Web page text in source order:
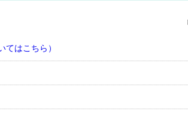
はこちら）